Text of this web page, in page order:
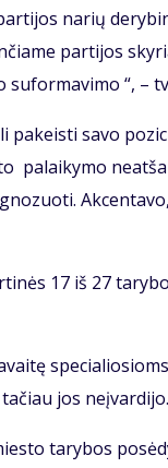
na­rių
par­ti­jos
“, –
pa­keis­ti sa­vo
pa­lai­ky­mo
17 iš 27
jos ne­įvar­di­jo.
ta­ry­bos